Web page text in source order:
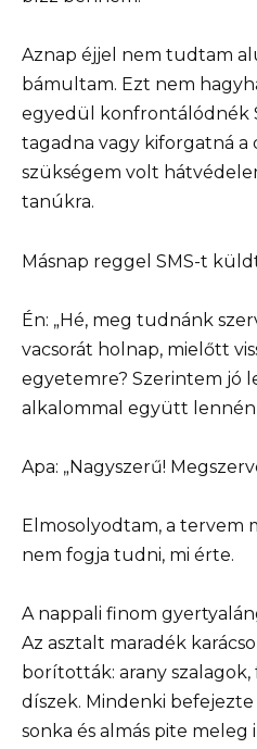
Aznap éjjel nem tudtam
bámultam. Ezt nem
egyedül konfrontálódnék
tagadna vagy kiforgatná a
szükségem volt
tanúkra.
Másnap reggel SMS-t
Én: „Hé, meg tudnánk
vacsorát holnap, mielőtt
egyetemre? Szerintem jó
alkalommal együtt
Apa: „Nagyszerű!
Elmosolyodtam, a tervem
nem fogja tudni, mi érte.
A nappali finom
Az asztalt maradék
borították: arany
díszek. Mindenki befejezte
sonka és almás pite